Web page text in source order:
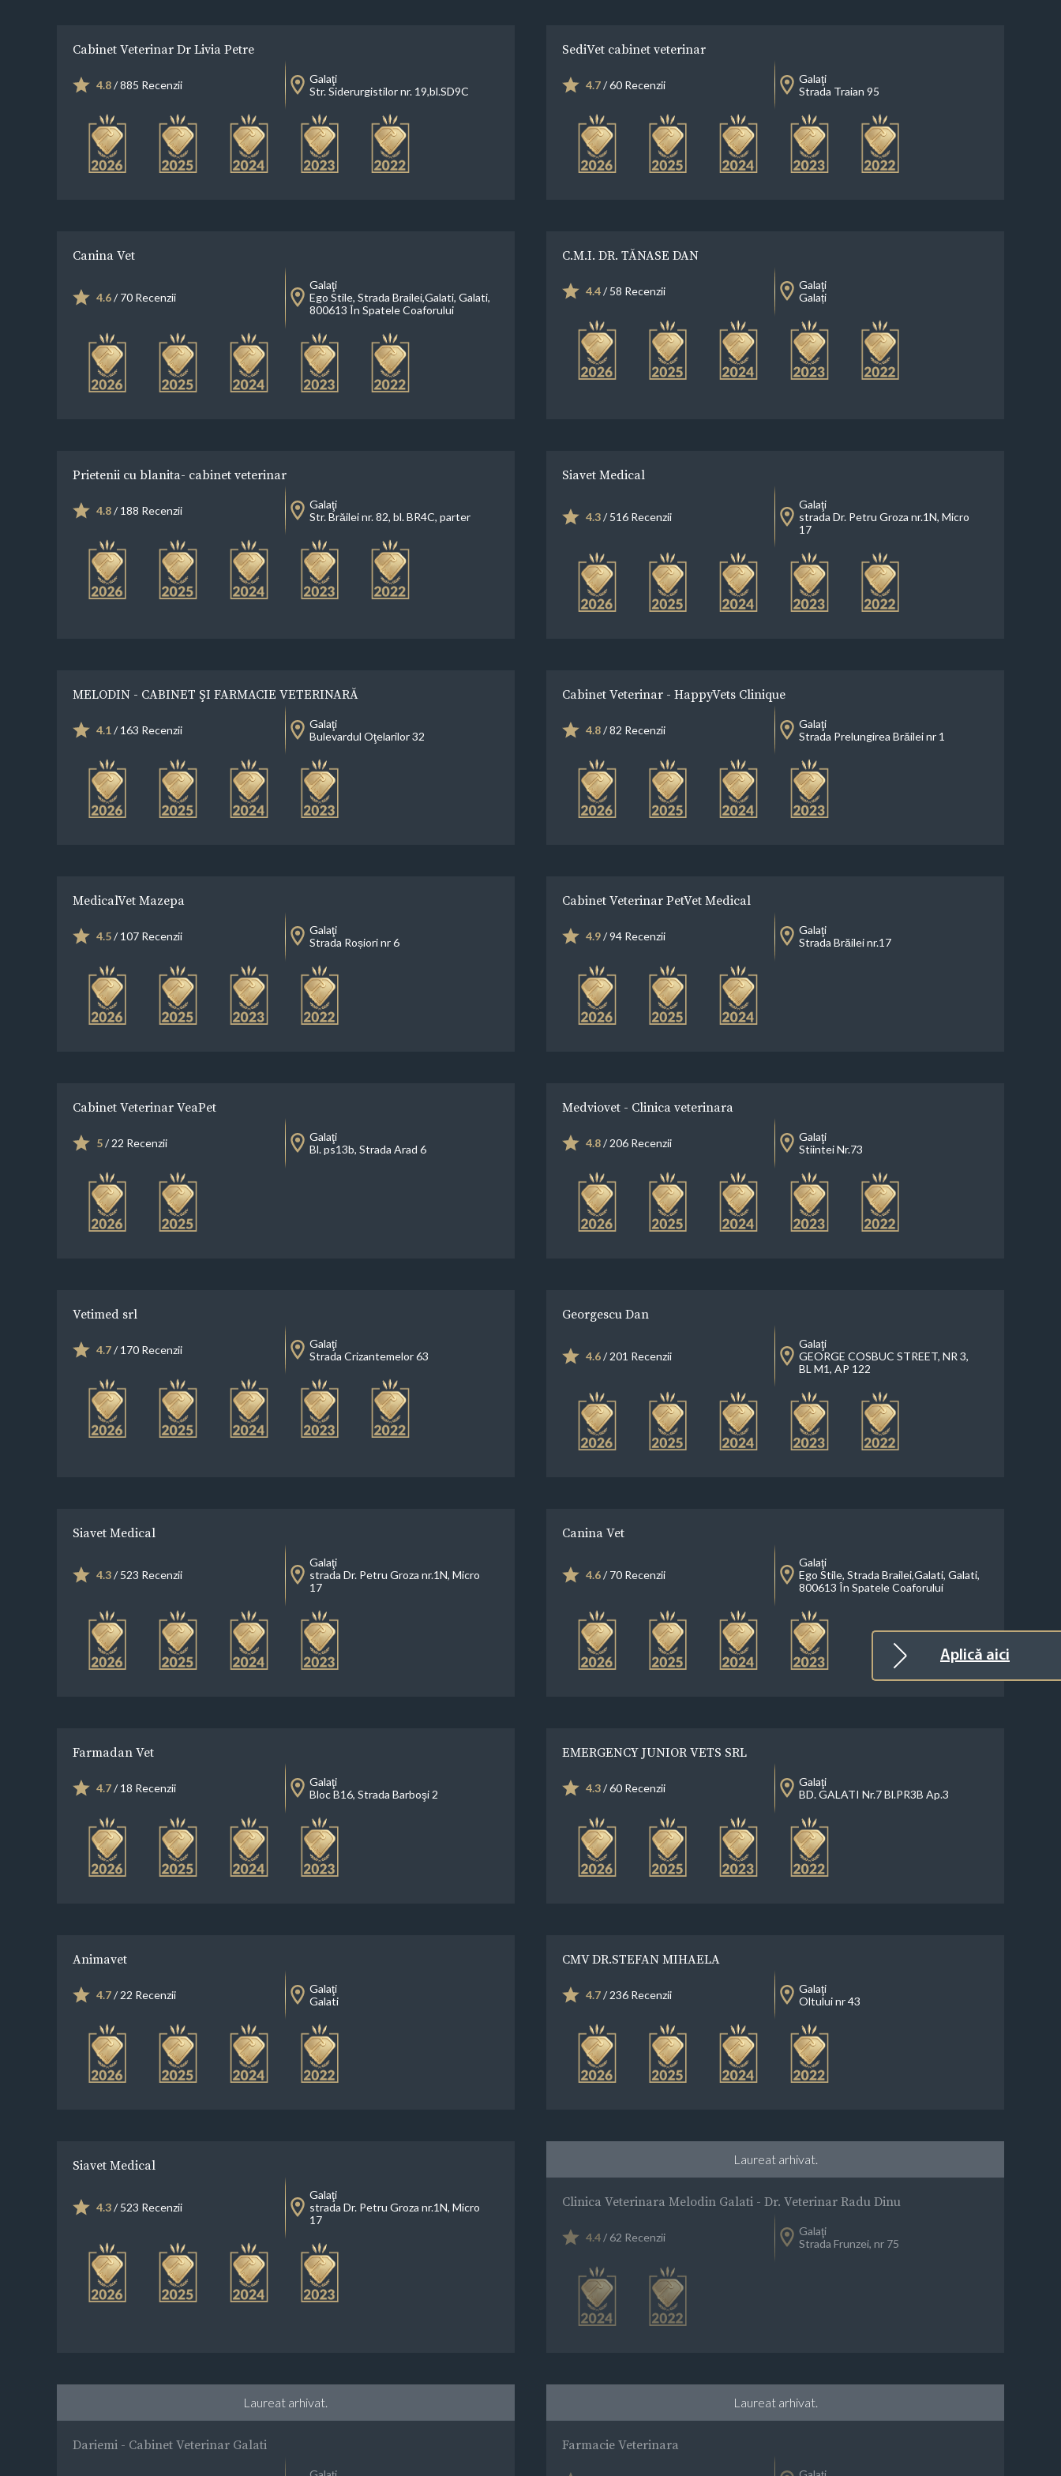
Aplică aici
Cabinet Veterinar Dr Livia Petre
4.8/ 885 Recenzii
Galaţi
Str. Siderurgistilor nr. 19,bl.SD9C
SediVet cabinet veterinar
4.7/ 60 Recenzii
Galaţi
Strada Traian 95
Canina Vet
4.6/ 70 Recenzii
Galaţi
Ego Stile, Strada Brailei,Galati, Galati,
800613 În Spatele Coaforului
C.M.I. DR. TĂNASE DAN
4.4/ 58 Recenzii
Galaţi
Galați
Prietenii cu blanita- cabinet veterinar
4.8/ 188 Recenzii
Galaţi
Str. Brăilei nr. 82, bl. BR4C, parter
Siavet Medical
4.3/ 516 Recenzii
Galaţi
strada Dr. Petru Groza nr.1N, Micro
17
MELODIN - CABINET ŞI FARMACIE VETERINARĂ
4.1/ 163 Recenzii
Galaţi
Bulevardul Oţelarilor 32
Cabinet Veterinar - HappyVets Clinique
4.8/ 82 Recenzii
Galaţi
Strada Prelungirea Brăilei nr 1
MedicalVet Mazepa
4.5/ 107 Recenzii
Galaţi
Strada Roșiori nr 6
Cabinet Veterinar PetVet Medical
4.9/ 94 Recenzii
Galaţi
Strada Brăilei nr.17
Cabinet Veterinar VeaPet
5/ 22 Recenzii
Galaţi
Bl. ps13b, Strada Arad 6
Medviovet - Clinica veterinara
4.8/ 206 Recenzii
Galaţi
Stiintei Nr.73
Vetimed srl
4.7/ 170 Recenzii
Galaţi
Strada Crizantemelor 63
Georgescu Dan
4.6/ 201 Recenzii
Galaţi
GEORGE COSBUC STREET, NR 3,
BL M1, AP 122
Siavet Medical
4.3/ 523 Recenzii
Galaţi
strada Dr. Petru Groza nr.1N, Micro
17
Canina Vet
4.6/ 70 Recenzii
Galaţi
Ego Stile, Strada Brailei,Galati, Galati,
800613 În Spatele Coaforului
Farmadan Vet
4.7/ 18 Recenzii
Galaţi
Bloc B16, Strada Barboşi 2
EMERGENCY JUNIOR VETS SRL
4.3/ 60 Recenzii
Galaţi
BD. GALATI Nr.7 Bl.PR3B Ap.3
Animavet
4.7/ 22 Recenzii
Galaţi
Galati
CMV DR.STEFAN MIHAELA
4.7/ 236 Recenzii
Galaţi
Oltului nr 43
Siavet Medical
4.3/ 523 Recenzii
Galaţi
strada Dr. Petru Groza nr.1N, Micro
17
Laureat arhivat.
Clinica Veterinara Melodin Galati - Dr. Veterinar Radu Dinu
4.4/ 62 Recenzii
Galaţi
Strada Frunzei, nr 75
Laureat arhivat.
Dariemi - Cabinet Veterinar Galati
Laureat arhivat.
Farmacie Veterinara